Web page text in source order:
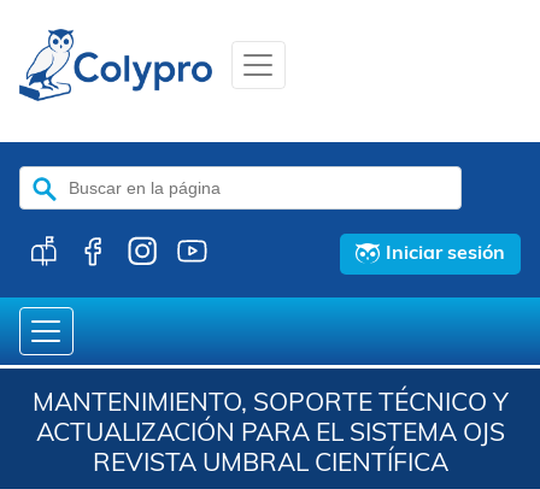
Buscar:
Iniciar sesión
MANTENIMIENTO, SOPORTE TÉCNICO Y
ACTUALIZACIÓN PARA EL SISTEMA OJS
REVISTA UMBRAL CIENTÍFICA